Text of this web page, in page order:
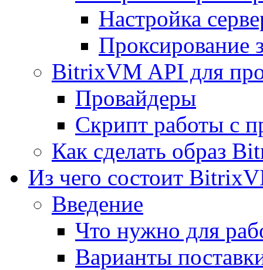
Настройка
Проксирование
BitrixVM API для
Провайдеры
Скрипт работы с
Как сделать образ
Из чего состоит
Введение
Что нужно для
Варианты